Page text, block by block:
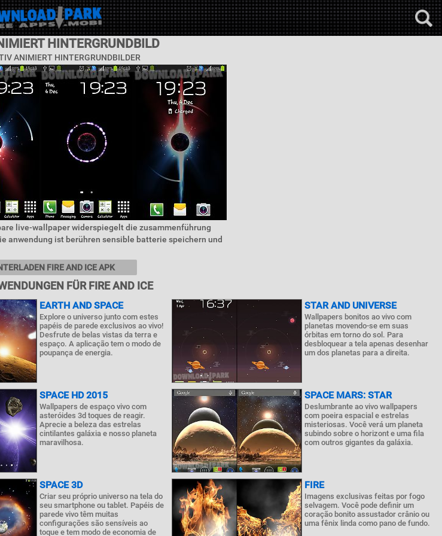
HINTERGRUNDBILD
ANIMIERT HINTERGRUNDBILDER
live-wallpaper widerspiegelt die zusammenführung
anwendung ist berühren sensible batterie speichern und
FIRE AND ICE APK
FÜR FIRE AND ICE
EARTH AND SPACE
Explore o universo junto com estes
papéis de parede exclusivos ao vivo!
Desfrute de belas vistas da terra e
espaço. A aplicação tem o modo de
poupança de energia.
STAR AND UNIVERSE
Wallpapers bonitos ao vivo com
planetas movendo-se em suas
órbitas em torno do sol. Para
desbloquear a tela apenas desenhar
um dos planetas para a direita.
SPACE HD 2015
Wallpapers de espaço vivo com
asteróides 3d toques de reagir.
Aprecie a beleza das estrelas
cintilantes galáxia e nosso planeta
maravilhosa.
SPACE MARS: STAR
Deslumbrante ao vivo wallpapers
com poeira espacial e estrelas
misteriosas. Você verá um planeta
subindo sobre o horizont e uma fila
com outros gigantes da galáxia.
SPACE 3D
Criar seu próprio universo na tela do
seu smartphone ou tablet. Papéis de
parede vivo têm muitas
configurações são sensíveis ao
toque e tem modo de economia de
FIRE
Imagens exclusivas feitas por fogo
selvagem. Você pode definir um
coração bonito assustador crânio ou
uma fênix linda como pano de fundo.